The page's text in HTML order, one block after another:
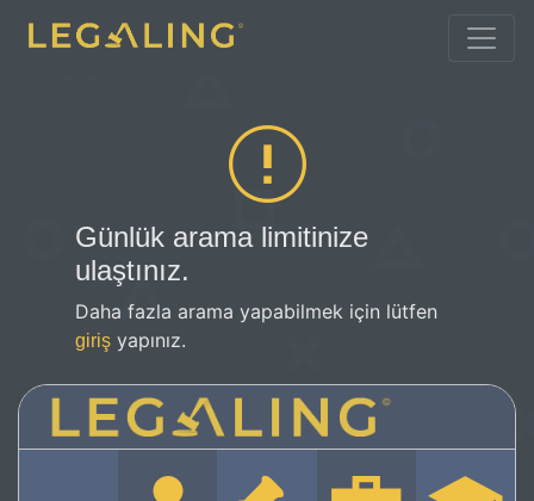
Günlük arama limitinize
ulaştınız.
Daha fazla arama yapabilmek için lütfen
giriş yapınız.